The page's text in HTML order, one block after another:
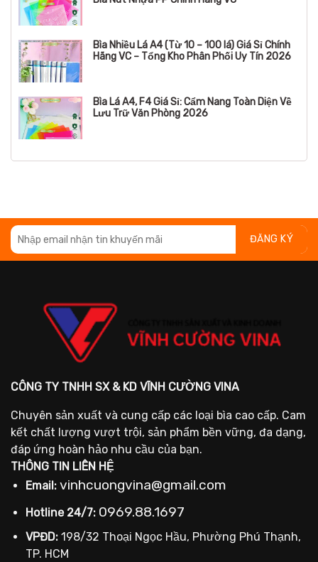
Bìa Nhiều Lá A4 (Từ 10 – 100 lá) Giá Sỉ Chính
Hãng VC – Tổng Kho Phân Phối Uy Tín 2026
Bìa Lá A4, F4 Giá Sỉ: Cẩm Nang Toàn Diện Về
Lưu Trữ Văn Phòng 2026
CÔNG TY TNHH SX & KD VĨNH CƯỜNG VINA
Chuyên sản xuất và cung cấp các loại bìa cao cấp. Cam
kết chất lượng vượt trội, sản phẩm bền vững, đa dạng,
đáp ứng hoàn hảo nhu cầu của bạn.
THÔNG TIN LIÊN HỆ
Email: vinhcuongvina@gmail.com
Hotline 24/7: 0969.88.1697
VPĐD: 198/32 Thoại Ngọc Hầu, Phường Phú Thạnh,
TP. HCM